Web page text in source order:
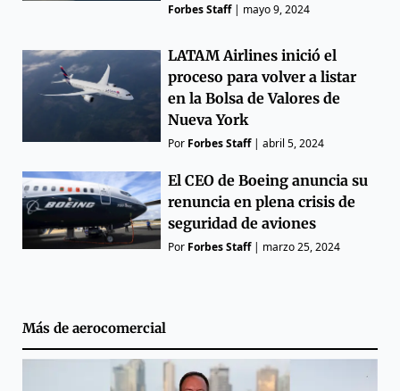
Forbes Staff| mayo 9, 2024
LATAM Airlines inició el
proceso para volver a listar
en la Bolsa de Valores de
Nueva York
Por Forbes Staff|abril 5, 2024
El CEO de Boeing anuncia su
renuncia en plena crisis de
seguridad de aviones
Por Forbes Staff| marzo 25, 2024
Más de aerocomercial